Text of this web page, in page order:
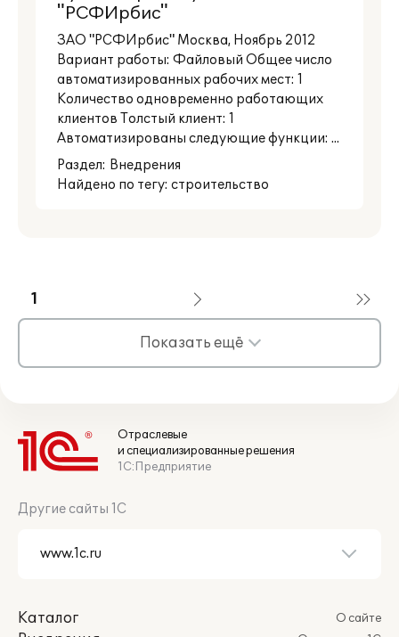
"РСФИрбис"
ЗАО "РСФИрбис" Москва, Ноябрь 2012
Вариант работы: Файловый Общее число
автоматизированных рабочих мест: 1
Количество одновременно работающих
клиентов Толстый клиент: 1
Автоматизированы следующие функции: ...
Раздел: Внедрения
Найдено по тегу: строительство
Показать ещё
1
Отраслевые
и специализированные решения
1С:Предприятие
Другие сайты 1С
Каталог
О сайте